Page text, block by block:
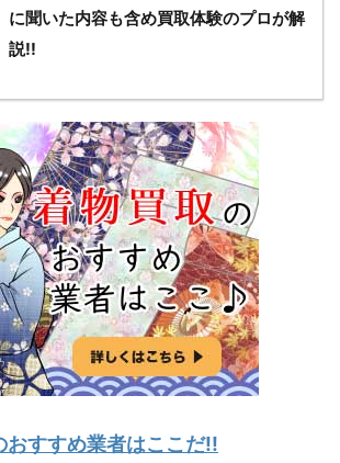
に聞いた内容も含め買取体験のプロが解
説!!
おすすめ業者はここだ!!